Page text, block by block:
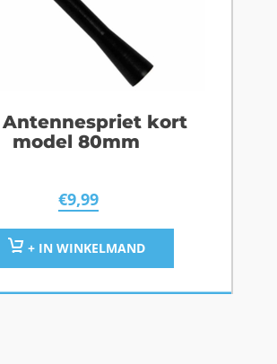
Antennespriet kort
model 80mm
€9,99
+ IN WINKELMAND